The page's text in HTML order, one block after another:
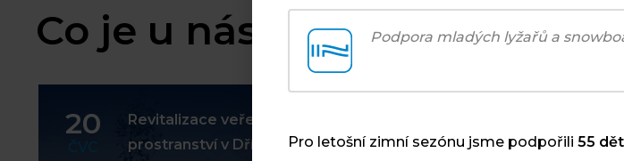
Co je u nás nového
20
ČVC
Revitalizace veřejného
prostranství v Dříteči
ČVC
Podpora mladých lyžařů a
Pro letošní zimní sezónu jsme podpořili 55